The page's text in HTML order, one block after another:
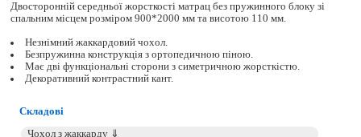
Двосторонній середньої жорсткості матрац без пружинного блоку зі
спальним місцем розміром 900*2000 мм та висотою 110 мм.
Незнімний жаккардовий чохол.
Безпружинна конструкція з ортопедичною піною.
Має дві функціональні сторони з симетричною жорсткістю.
Декоративний контрастний кант.
Складові